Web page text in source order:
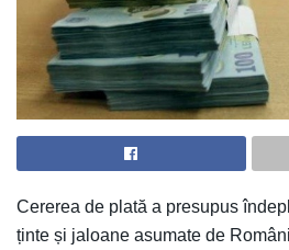
Cererea de plată a presupus
ținte și jaloane asumate de